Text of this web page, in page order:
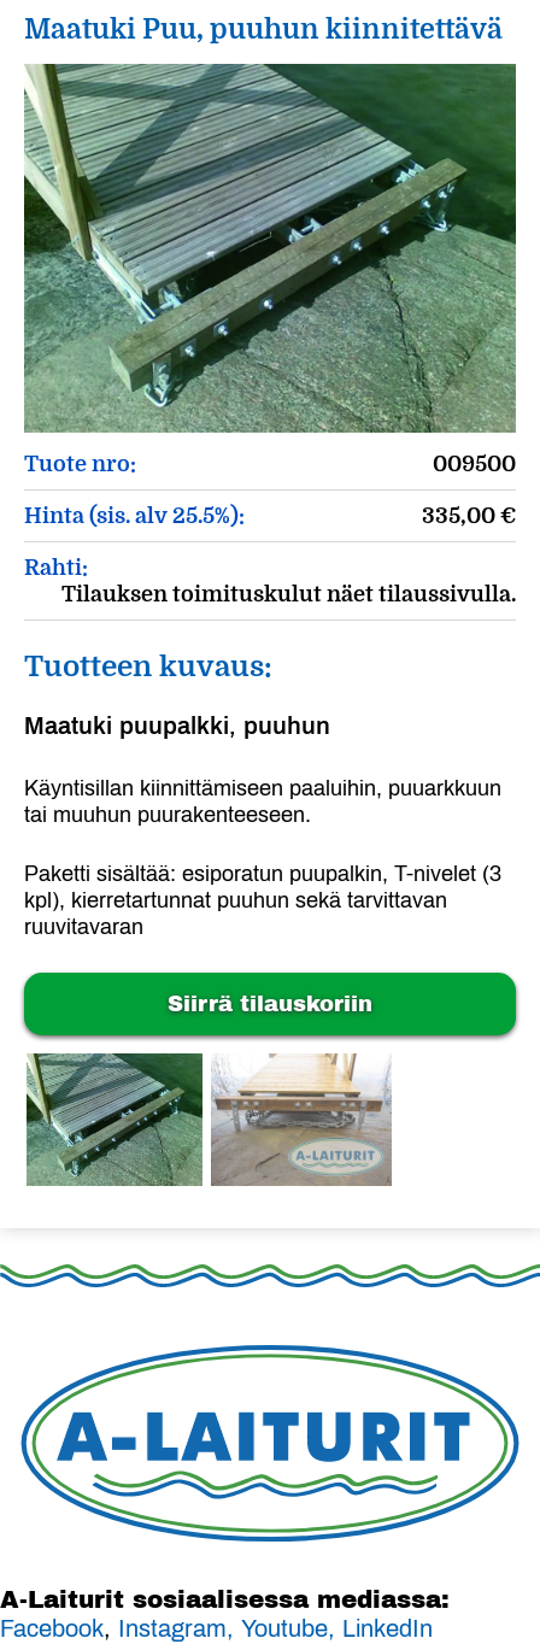
Maatuki Puu, puuhun kiinnitettävä
Tuote nro: 009500
Hinta (sis. alv 25.5%): 335,00 €
Rahti:
Tilauksen toimituskulut näet tilaussivulla.
Tuotteen kuvaus:
Maatuki puupalkki, puuhun
Käyntisillan kiinnittämiseen paaluihin, puuarkkuun
tai muuhun puurakenteeseen.
Paketti sisältää: esiporatun puupalkin, T-nivelet (3
kpl), kierretartunnat puuhun sekä tarvittavan
ruuvitavaran
Siirrä tilauskoriin
A-Laiturit sosiaalisessa mediassa:
Facebook, Instagram, Youtube, LinkedIn